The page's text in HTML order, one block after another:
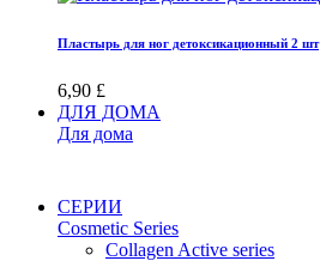
Пластырь для ног детоксикационный 2 шт
6,90 £
ДЛЯ ДОМА
Для дома
СЕРИИ
Cosmetic Series
Collagen Active series